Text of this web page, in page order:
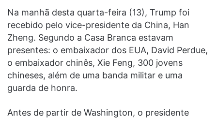
Na manhã desta quarta-feira (13), Trump foi
recebido pelo vice-presidente da China, Han
Zheng. Segundo a Casa Branca estavam
presentes: o embaixador dos EUA, David Perdue,
o embaixador chinês, Xie Feng, 300 jovens
chineses, além de uma banda militar e uma
guarda de honra.
Antes de partir de Washington, o presidente